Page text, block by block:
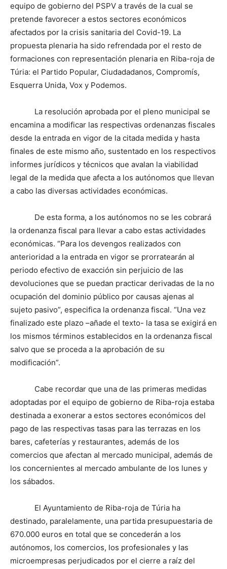
equipo de gobierno del PSPV a través de la cual se
pretende favorecer a estos sectores económicos
afectados por la crisis sanitaria del Covid-19. La
propuesta plenaria ha sido refrendada por el resto de
formaciones con representación plenaria en Riba-roja de
Túria: el Partido Popular, Ciudadadanos, Compromís,
Esquerra Unida, Vox y Podemos.
La resolución aprobada por el pleno municipal se
encamina a modificar las respectivas ordenanzas fiscales
desde la entrada en vigor de la citada medida y hasta
finales de este mismo año, sustentado en los respectivos
informes jurídicos y técnicos que avalan la viabilidad
legal de la medida que afecta a los autónomos que llevan
a cabo las diversas actividades económicas.
De esta forma, a los autónomos no se les cobrará
la ordenanza fiscal para llevar a cabo estas actividades
económicas. “Para los devengos realizados con
anterioridad a la entrada en vigor se prorratearán al
periodo efectivo de exacción sin perjuicio de las
devoluciones que se puedan practicar derivadas de la no
ocupación del dominio público por causas ajenas al
sujeto pasivo”, especifica la ordenanza fiscal. “Una vez
finalizado este plazo –añade el texto- la tasa se exigirá en
los mismos términos establecidos en la ordenanza fiscal
salvo que se proceda a la aprobación de su
modificación”.
Cabe recordar que una de las primeras medidas
adoptadas por el equipo de gobierno de Riba-roja estaba
destinada a exonerar a estos sectores económicos del
pago de las respectivas tasas para las terrazas en los
bares, cafeterías y restaurantes, además de los
comercios que afectan al mercado municipal, además de
los concernientes al mercado ambulante de los lunes y
los sábados.
El Ayuntamiento de Riba-roja de Túria ha
destinado, paralelamente, una partida presupuestaria de
670.000 euros en total que se concederán a los
autónomos, los comercios, los profesionales y las
microempresas perjudicados por el cierre a raíz del